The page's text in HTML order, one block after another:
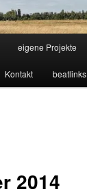
eigene Projekte
Kontakt beatlinks
2014